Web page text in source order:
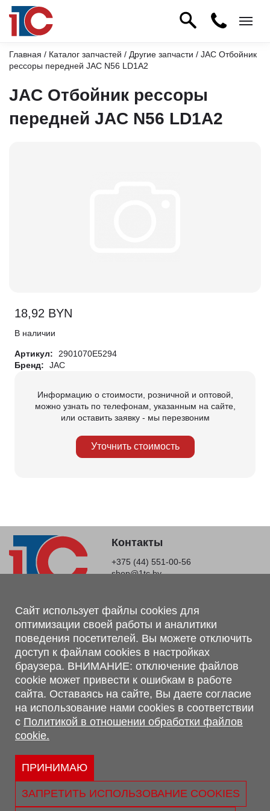
Главная / Каталог запчастей / Другие запчасти / JAC Отбойник
рессоры передней JAC N56 LD1A2
JAC Отбойник рессоры
передней JAC N56 LD1A2
18,92 BYN
В наличии
Артикул:
2901070E5294
Бренд:
JAC
Информацию о стоимости, розничной и оптовой,
можно узнать по телефонам, указанным на сайте,
или оставить заявку - мы перезвоним
Уточнить стоимость
Контакты
+375 (44) 551-00-56
shop@1tc.by
Магазин, склад
г. Минск, Минский р-н, п. Привольный, ул. Мира, 20А,
223062
г. Брест, ул. Лейтенанта Рябцева, 108 В, 224701
Обращаем Ваше внимание, что вся предоставленная на сайте
информация, касающаяся комплектаций, технических
характеристик, цветовых сочетаний, а также стоимости и
сервисного обслуживания носит информационный характер и
не является публичной офертой, определяемой п.2 ст.407
Гражданского кодекса Республики Беларусь.
Политика обработки персональных данных
Политикой в отношении обработки файлов cookie.
Сайт использует файлы cookies для
оптимизации своей работы и аналитики
поведения посетителей. Вы можете отключить
доступ к файлам cookies в настройках
браузера. ВНИМАНИЕ: отключение файлов
cookie может привести к ошибкам в работе
сайта. Оставаясь на сайте, Вы даете согласие
на использование нами cookies в соответствии
с Политикой в отношении обработки файлов
cookie.
ПРИНИМАЮ
ЗАПРЕТИТЬ ИСПОЛЬЗОВАНИЕ COOKIES